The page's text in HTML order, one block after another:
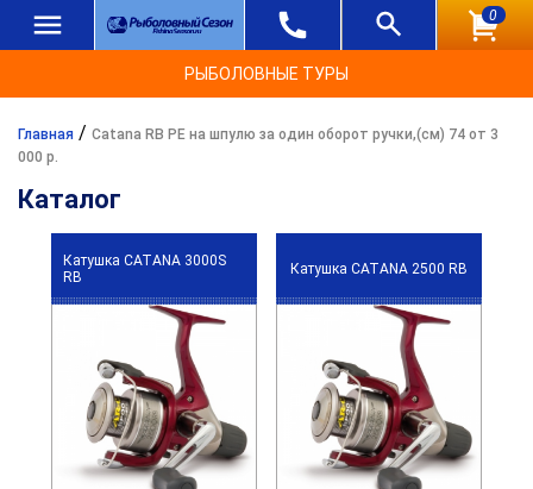
0
РЫБОЛОВНЫЕ ТУРЫ
Главная / Catana RB PE на шпулю за один оборот ручки,(см) 74 от 3
000 р.
Каталог
Катушка CATANA 3000S
RB
Катушка CATANA 2500 RB